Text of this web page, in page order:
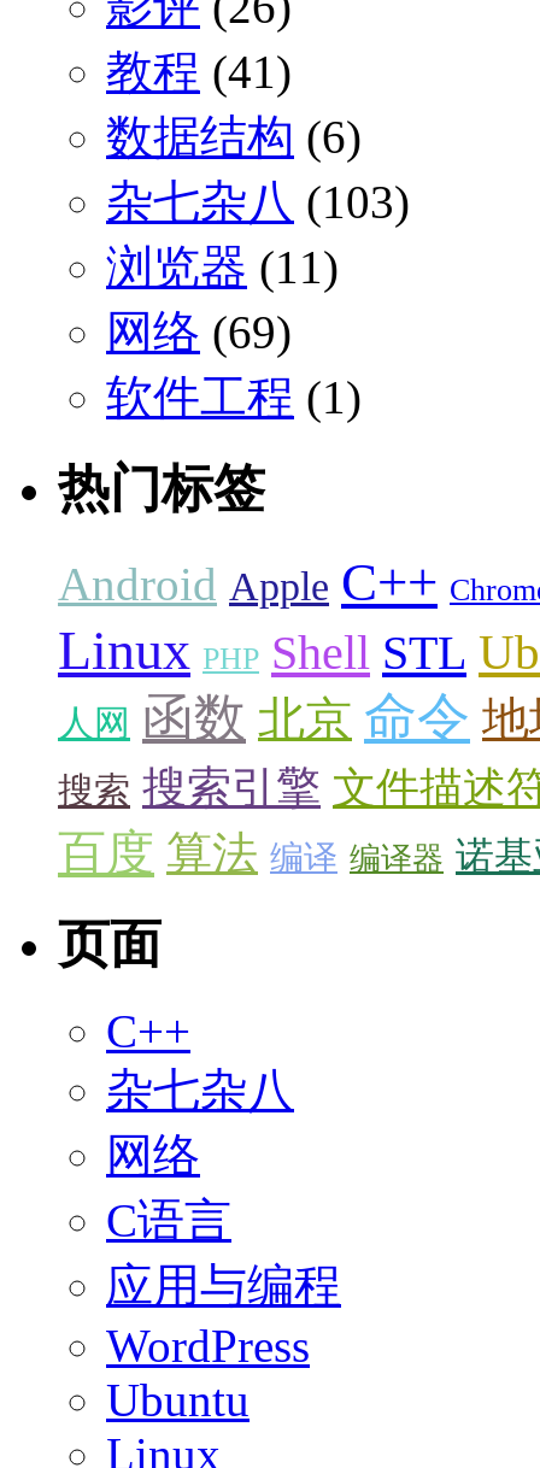
教程 (41)
数据结构 (6)
杂七杂八 (103)
浏览器 (11)
网络 (69)
软件工程 (1)
热门标签
Android Apple C++
Linux PHP Shell STL
人网 函数 北京 命令 地
搜索 搜索引擎 文件描述
百度 算法 编译 编译器 诺
页面
C++
杂七杂八
网络
C语言
应用与编程
WordPress
Ubuntu
Linux